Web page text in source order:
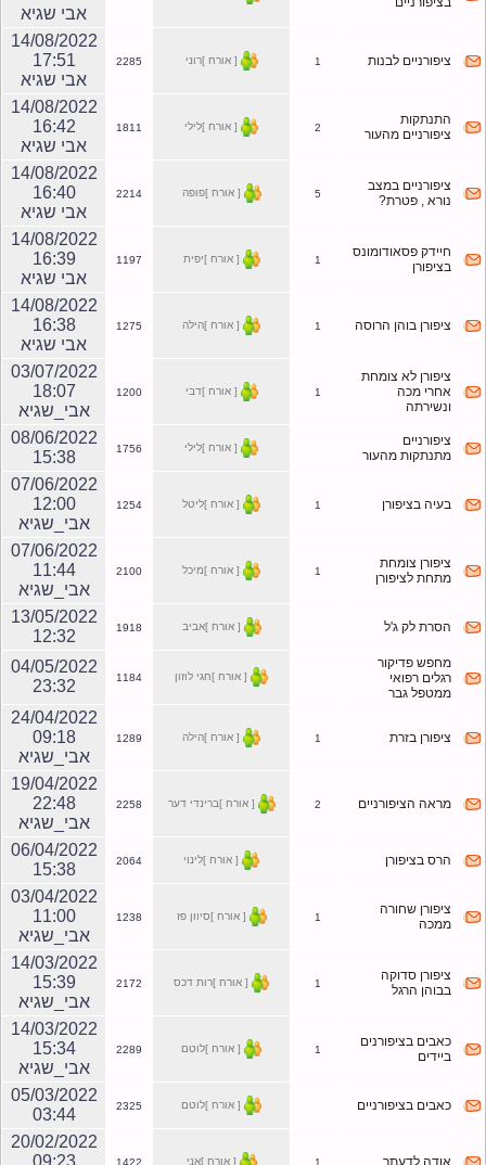
אבי שגיא
ציפורניים לבנות 1 [ אורח ]רוני 2285
14/08/2022
17:51
אבי שגיא
התנתקות
ציפורניים מהעור
2 [ אורח ]לילי 1811
14/08/2022
16:42
אבי שגיא
ציפורניים במצב
נורא , פטרת?
5 [ אורח ]פופה 2214
14/08/2022
16:40
אבי שגיא
חיידק פסאודומונס
בציפורן
1 [ אורח ]יפית 1197
14/08/2022
16:39
אבי שגיא
ציפורן בוהן הרוסה 1 [ אורח ]הילה 1275
14/08/2022
16:38
אבי שגיא
ציפורן לא צומחת
אחרי מכה
ונשירתה
1 [ אורח ]דבי 1200
03/07/2022
18:07
אבי_שגיא
ציפורניים
מתנתקות מהעור
[ אורח ]לילי 1756
08/06/2022
15:38
בעיה בציפורן 1 [ אורח ]ליטל 1254
07/06/2022
12:00
אבי_שגיא
ציפורן צומחת
מתחת לציפורן
1 [ אורח ]מיכל 2100
07/06/2022
11:44
אבי_שגיא
הסרת לק ג'ל [ אורח ]אביב 1918
13/05/2022
12:32
מחפש פדיקור
רגלים רפואי
ממטפל גבר
[ אורח ]חגי לוזון 1184
04/05/2022
23:32
ציפורן בזרת 1 [ אורח ]הילה 1289
24/04/2022
09:18
אבי_שגיא
מראה הציפורניים 2 [ אורח ]ברינדי דער 2258
19/04/2022
22:48
אבי_שגיא
הרס בציפורן [ אורח ]לינוי 2064
06/04/2022
15:38
ציפורן שחורה
ממכה
1 [ אורח ]סיוון פז 1238
03/04/2022
11:00
אבי_שגיא
ציפורן סדוקה
בבוהן הרגל
1 [ אורח ]רות דכס 2172
14/03/2022
15:39
אבי_שגיא
כאבים בציפורנים
ביידים
1 [ אורח ]לוטם 2289
14/03/2022
15:34
אבי_שגיא
כאבים בציפורניים [ אורח ]לוטם 2325
05/03/2022
03:44
1 [ אורח ]אני 1422
20/02/2022